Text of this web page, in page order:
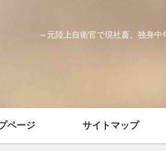
～元陸上自衛官で現社畜、独身
ページ サイトマップ